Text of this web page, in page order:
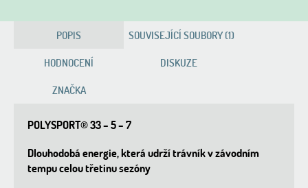
POPIS
SOUVISEJÍCÍ SOUBORY (1)
HODNOCENÍ
DISKUZE
ZNAČKA
POLYSPORT® 33 – 5 – 7
Dlouhodobá energie, která udrží trávník v závodním
tempu celou třetinu sezóny